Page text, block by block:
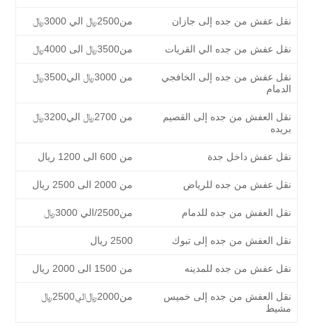
نقل عفش من جده إلى جازان من2500﷼ الي 3000﷼
نقل عفش من جده الي القريات من3500﷼ الى 4000﷼
نقل عفش من جده إلى الخافجي
الدمام
من 3000﷼ الي3500﷼
نقل العفش من جده إلى القصيم
بريده
من 2700﷼ الي3200﷼
نقل عفش داخل جدة من 600 الى 1200 ريال
نقل عفش من جده للرياض من 2000 الى 2500 ريال
نقل العفش من جده للدمام من2500/الي 3000﷼
نقل العفش من جده إلى تبوك 2500 ريال
نقل عفش من جده للمدينه من 1500 الى 2000 ريال
نقل العفش من جده إلى خميس
مشيط
من2000﷼الي2500﷼